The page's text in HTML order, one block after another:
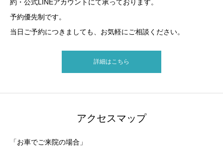
約・公式LINEアカウントにて承っております。
予約優先制です。
当日ご予約につきましても、お気軽にご相談ください。
詳細はこちら
アクセスマップ
「お車でご来院の場合」